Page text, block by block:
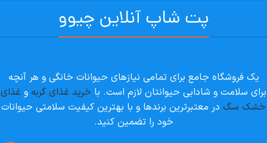
پت شاپ آنلاین چیوو
یک فروشگاه جامع برای تمامی نیازهای حیوانات خانگی و هر آنچه
برای سلامت و شادابی حیوانتان لازم است. با خرید غذای گربه و غذای
خشک سگ در معتبرترین برندها و با بهترین کیفیت سلامتی حیوانات
خود را تضمین کنید.